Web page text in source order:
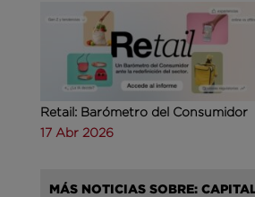
Retail: Barómetro del Consumidor
17 Abr 2026
MÁS NOTICIAS SOBRE: